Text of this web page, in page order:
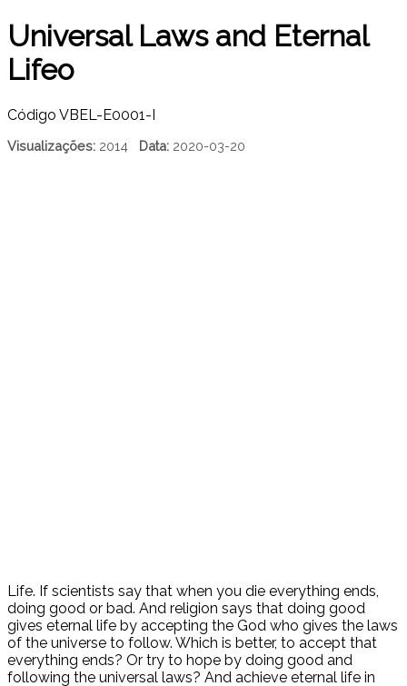
Universal Laws and Eternal
Lifeo
Código VBEL-E0001-I
Visualizações: 2014 Data: 2020-03-20
Life. If scientists say that when you die everything ends,
doing good or bad. And religion says that doing good
gives eternal life by accepting the God who gives the laws
of the universe to follow. Which is better, to accept that
everything ends? Or try to hope by doing good and
following the universal laws? And achieve eternal life in